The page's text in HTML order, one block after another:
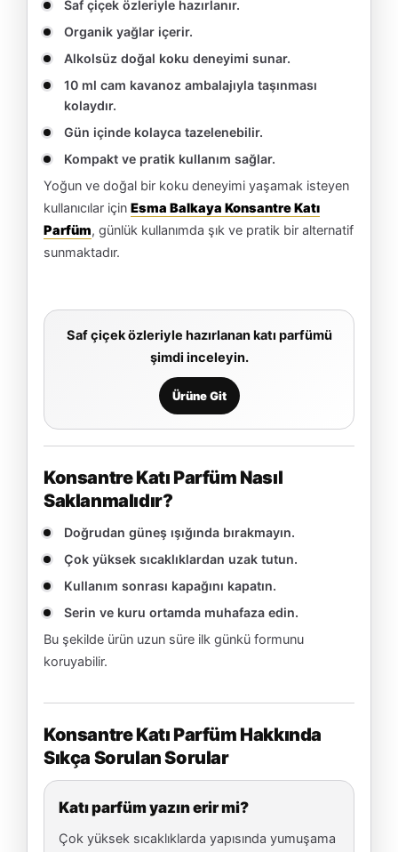
Saf çiçek özleriyle hazırlanır.
Organik yağlar içerir.
Alkolsüz doğal koku deneyimi sunar.
10 ml cam kavanoz ambalajıyla taşınması
kolaydır.
Gün içinde kolayca tazelenebilir.
Kompakt ve pratik kullanım sağlar.
Yoğun ve doğal bir koku deneyimi yaşamak isteyen
kullanıcılar için Esma Balkaya Konsantre Katı
Parfüm, günlük kullanımda şık ve pratik bir alternatif
sunmaktadır.
Saf çiçek özleriyle hazırlanan katı parfümü
şimdi inceleyin.
Ürüne Git
Konsantre Katı Parfüm Nasıl
Saklanmalıdır?
Doğrudan güneş ışığında bırakmayın.
Çok yüksek sıcaklıklardan uzak tutun.
Kullanım sonrası kapağını kapatın.
Serin ve kuru ortamda muhafaza edin.
Bu şekilde ürün uzun süre ilk günkü formunu
koruyabilir.
Konsantre Katı Parfüm Hakkında
Sıkça Sorulan Sorular
Katı parfüm yazın erir mi?
Çok yüksek sıcaklıklarda yapısında yumuşama